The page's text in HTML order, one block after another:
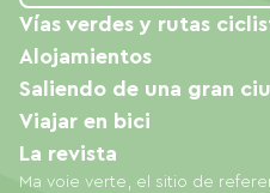
Ma voie verte, el sitio de
Vías verdes y rutas
Alojamientos
Saliendo de una gran
Viajar en bici
La revista